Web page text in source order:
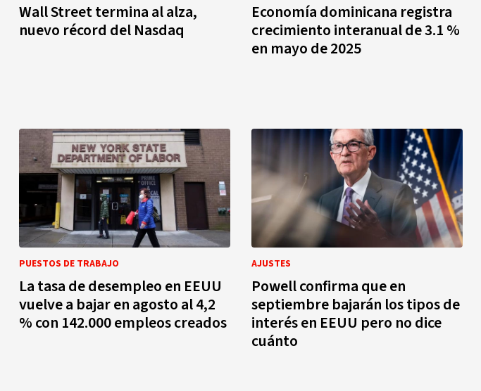
Wall Street termina al alza,
nuevo récord del Nasdaq
Economía dominicana registra
crecimiento interanual de 3.1 %
en mayo de 2025
PUESTOS DE TRABAJO
La tasa de desempleo en EEUU
vuelve a bajar en agosto al 4,2
% con 142.000 empleos creados
AJUSTES
Powell confirma que en
septiembre bajarán los tipos de
interés en EEUU pero no dice
cuánto